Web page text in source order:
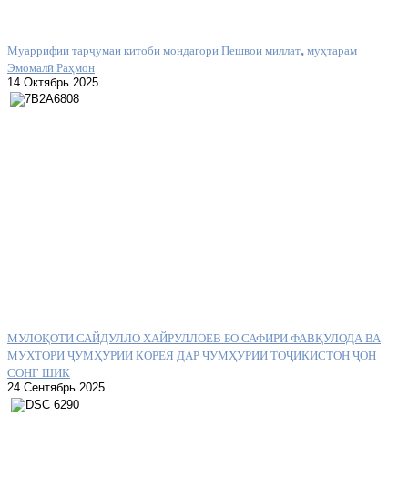
Муаррифии тарҷумаи китоби мондагори Пешвои миллат, муҳтарам
Эмомалӣ Раҳмон
14 Октябрь 2025
МУЛОҚОТИ САЙДУЛЛО ХАЙРУЛЛОЕВ БО САФИРИ ФАВҚУЛОДА ВА
МУХТОРИ ҶУМҲУРИИ КОРЕЯ ДАР ҶУМҲУРИИ ТОҶИКИСТОН ҶОН
СОНГ ШИК
24 Сентябрь 2025